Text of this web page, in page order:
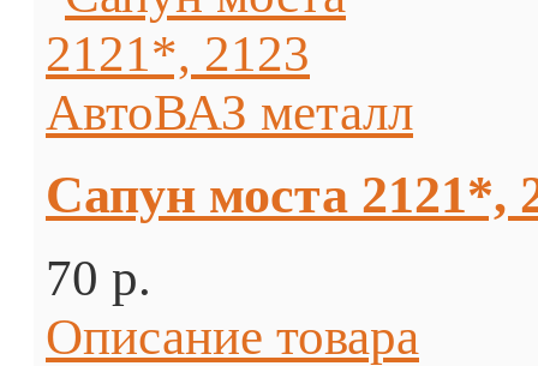
Сапун моста 2121*,
70 p.
Описание товара